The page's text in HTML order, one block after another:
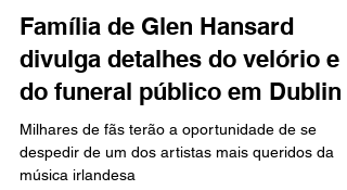
NOTÍCIAS
Família de Glen Hansard
divulga detalhes do velório e
do funeral público em Dublin
Milhares de fãs terão a oportunidade de se